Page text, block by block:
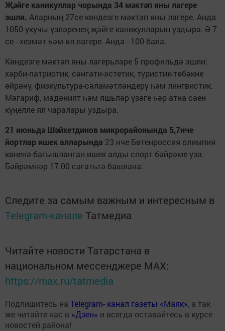
Җәйге каникуллар чорында 34 мәктәп яны лагере
эшли. Аларның 27се көндезге мәктәп яны лагере. Анда
1050 укучы үзләренең җәйге каникулларын уздыра. Ә 7
се - хезмәт һәм ял лагере. Анда - 100 бала.
Көндезге мәктәп яны лагерьларе 5 профильдә эшли:
хәрби-патриотик, сәнгати-эстетик, туристик-төбәкне
өйрәнү, физкультура-сәламәтләндерү һәм лингвистик.
Мәгариф, мәдәният һәм яшьләр үзәге һәр атна саен
күңелле ял чаралары уздыра.
21 июньдә Шәйхетдинов микрорайонында 5,7нче
йортлар ишек алларында 23 нче Бөтенроссия олимпия
көненә багышланган ишек алды спорт бәйрәме уза.
Бәйрәмнәр 17.00 сәгатьтә башлана.
Следите за самым важным и интересным в
Telegram-канале Татмедиа
Читайте новости Татарстана в
национальном мессенджере MАХ:
https://max.ru/tatmedia
Подпишитесь на Telegram- канал газеты «Маяк», а так
же читайте нас в «Дзен» и всегда оставайтесь в курсе
новостей района!